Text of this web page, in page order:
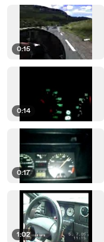
0:15
0:14
0:17
1:02